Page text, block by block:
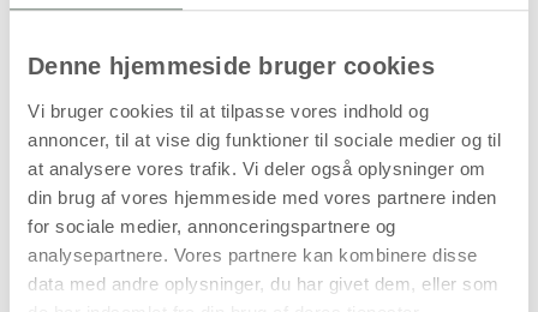
Denne hjemmeside bruger cookies
Vi bruger cookies til at tilpasse vores indhold og
annoncer, til at vise dig funktioner til sociale medier og til
at analysere vores trafik. Vi deler også oplysninger om
din brug af vores hjemmeside med vores partnere inden
for sociale medier, annonceringspartnere og
analysepartnere. Vores partnere kan kombinere disse
data med andre oplysninger, du har givet dem, eller som
29,94
(23,95kr.ekskl. moms)
Leveringsomkostninger
Læg i kurven
Din bestilling er først bindende,
når vi har bekræftet din ordre.